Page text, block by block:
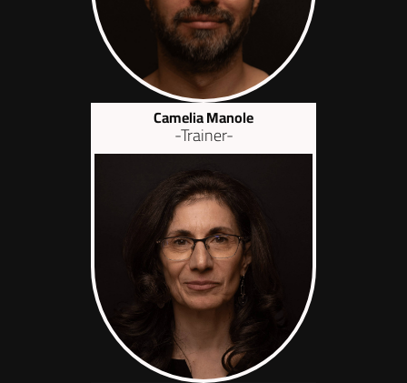
Camelia Manole
-Trainer-